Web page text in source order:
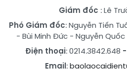
Giám đốc : Lê
Phó Giám đốc:Nguyễn Tiến
- Bùi Minh Đức- Nguyễn Quốc
Điện thoại: 0214.3842.648
Email: